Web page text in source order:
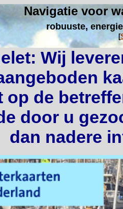
Navigatie voor
robuuste,
[
Wij
op de
door u
dan nadere